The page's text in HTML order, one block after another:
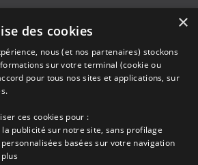
Location entre Particuliers
bretons
×
des cookies
nous (et nos partenaires) stockons
sur votre terminal (cookie ou
pour tous nos sites et applications, sur
ces cookies pour :
publicité sur notre site, sans profilage
basées sur votre navigation